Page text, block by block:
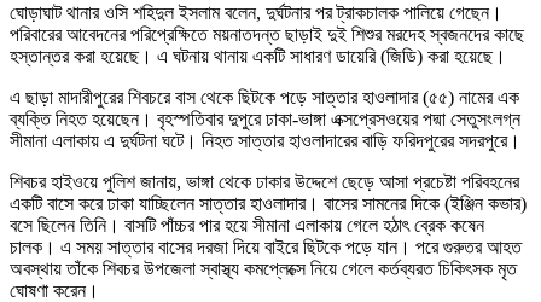
ঘোড়াঘাট থানার ওসি শহিদুল ইসলাম বলেন, দুর্ঘটনার পর ট্রাকচালক পালিয়ে গেছেন।
পরিবারের আবেদনের পরিপ্রেক্ষিতে ময়নাতদন্ত ছাড়াই দুই শিশুর মরদেহ স্বজনদের কাছে
হস্তান্তর করা হয়েছে। এ ঘটনায় থানায় একটি সাধারণ ডায়েরি (জিডি) করা হয়েছে।
এ ছাড়া মাদারীপুরের শিবচরে বাস থেকে ছিটকে পড়ে সাত্তার হাওলাদার (৫৫) নামের এক
ব্যক্তি নিহত হয়েছেন। বৃহস্পতিবার দুপুরে ঢাকা-ভাঙ্গা এক্সপ্রেসওয়ের পদ্মা সেতুসংলগ্ন
সীমানা এলাকায় এ দুর্ঘটনা ঘটে। নিহত সাত্তার হাওলাদারের বাড়ি ফরিদপুরের সদরপুরে।
শিবচর হাইওয়ে পুলিশ জানায়, ভাঙ্গা থেকে ঢাকার উদ্দেশে ছেড়ে আসা প্রচেষ্টা পরিবহনের
একটি বাসে করে ঢাকা যাচ্ছিলেন সাত্তার হাওলাদার। বাসের সামনের দিকে (ইঞ্জিন কভার)
বসে ছিলেন তিনি। বাসটি পাঁচ্চর পার হয়ে সীমানা এলাকায় গেলে হঠাৎ ব্রেক কষেন
চালক। এ সময় সাত্তার বাসের দরজা দিয়ে বাইরে ছিটকে পড়ে যান। পরে গুরুতর আহত
অবস্থায় তাঁকে শিবচর উপজেলা স্বাস্থ্য কমপ্লেক্সে নিয়ে গেলে কর্তব্যরত চিকিৎসক মৃত
ঘোষণা করেন।